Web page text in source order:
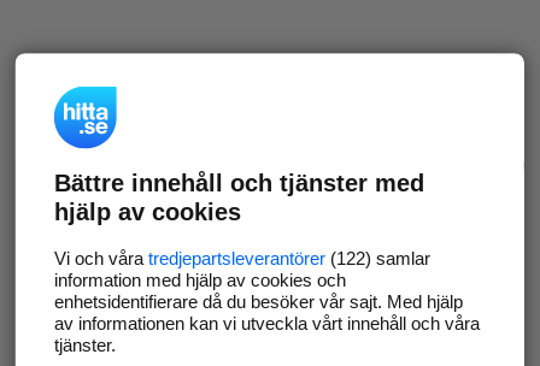
Bättre innehåll och tjänster med
hjälp av cookies
Vi och våra tredjepartsleverantörer(122) samlar
information med hjälp av cookies och
enhetsidentifierare då du besöker vår sajt. Med hjälp
av informationen kan vi utveckla vårt innehåll och våra
tjänster.